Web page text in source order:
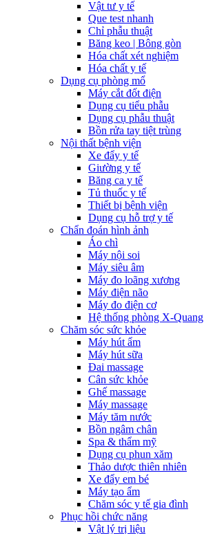
Vật tư y tế
Que test nhanh
Chỉ phẫu thuật
Băng keo | Bông gòn
Hóa chất xét nghiệm
Hóa chất y tế
Dụng cụ phòng mổ
Máy cắt đốt điện
Dụng cụ tiểu phẫu
Dụng cụ phẫu thuật
Bồn rửa tay tiệt trùng
Nội thất bệnh viện
Xe đẩy y tế
Giường y tế
Băng ca y tế
Tủ thuốc y tế
Thiết bị bệnh viện
Dụng cụ hỗ trợ y tế
Chẩn đoán hình ảnh
Áo chì
Máy nội soi
Máy siêu âm
Máy đo loãng xương
Máy điện não
Máy đo điện cơ
Hệ thống phòng X-Quang
Chăm sóc sức khỏe
Máy hút ẩm
Máy hút sữa
Đai massage
Cân sức khỏe
Ghế massage
Máy massage
Máy tăm nước
Bồn ngâm chân
Spa & thẩm mỹ
Dụng cụ phun xăm
Thảo dược thiên nhiên
Xe đẩy em bé
Máy tạo ẩm
Chăm sóc y tế gia đình
Phục hồi chức năng
Vật lý trị liệu